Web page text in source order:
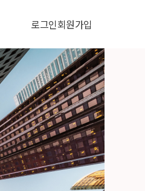
로그인회원가입